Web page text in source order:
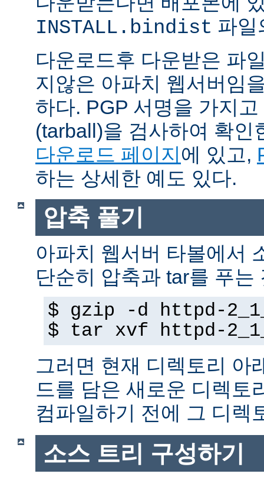
INSTALL.bindist 파일
다운로드후 다운받은 파
지않은 아파치 웹서버임
하다. PGP 서명을 가지
(tarball)을 검사하여 확인
다운로드 페이지 에 있고,
하는 상세한 예도 있다.
압축 풀기
아파치 웹서버 타볼에서
단순히 압축과 tar를 푸는
$ gzip -d httpd-
$ tar xvf httpd-
그러면 현재 디렉토리 아
드를 담은 새로운 디렉토
컴파일하기 전에 그 디렉
소스 트리 구성하기